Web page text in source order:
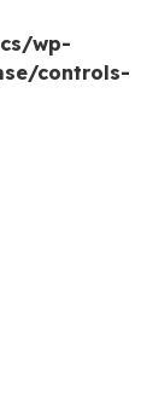
wp-
controls-